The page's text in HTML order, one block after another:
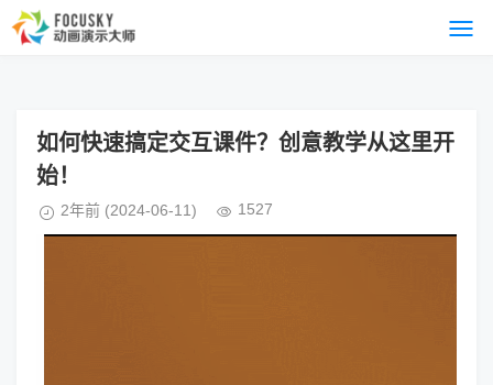
如何快速搞定交互课件？创意教学从这里开
始！
2年前 (2024-06-11) 1527